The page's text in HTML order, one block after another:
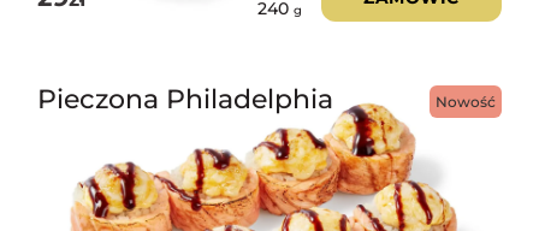
240 g
Nowość
Pieczona Philadelphia